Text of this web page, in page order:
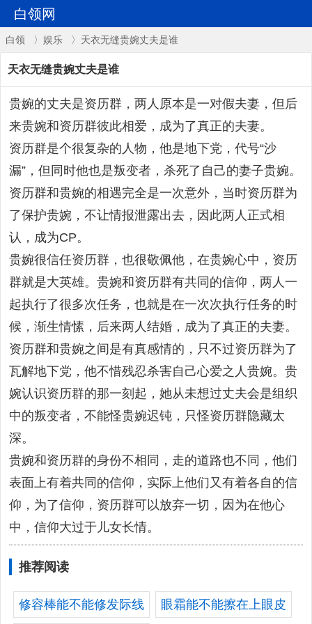
白领网
白领 〉 娱乐 〉天衣无缝贵婉丈夫是谁
天衣无缝贵婉丈夫是谁
贵婉的丈夫是资历群，两人原本是一对假夫妻，但后
来贵婉和资历群彼此相爱，成为了真正的夫妻。
资历群是个很复杂的人物，他是地下党，代号“沙
漏”，但同时他也是叛变者，杀死了自己的妻子贵婉。
资历群和贵婉的相遇完全是一次意外，当时资历群为
了保护贵婉，不让情报泄露出去，因此两人正式相
认，成为CP。
贵婉很信任资历群，也很敬佩他，在贵婉心中，资历
群就是大英雄。贵婉和资历群有共同的信仰，两人一
起执行了很多次任务，也就是在一次次执行任务的时
候，渐生情愫，后来两人结婚，成为了真正的夫妻。
资历群和贵婉之间是有真感情的，只不过资历群为了
瓦解地下党，他不惜残忍杀害自己心爱之人贵婉。贵
婉认识资历群的那一刻起，她从未想过丈夫会是组织
中的叛变者，不能怪贵婉迟钝，只怪资历群隐藏太
深。
贵婉和资历群的身份不相同，走的道路也不同，他们
表面上有着共同的信仰，实际上他们又有着各自的信
仰，为了信仰，资历群可以放弃一切，因为在他心
中，信仰大过于儿女长情。
推荐阅读
修容棒能不能修发际线 眼霜能不能擦在上眼皮